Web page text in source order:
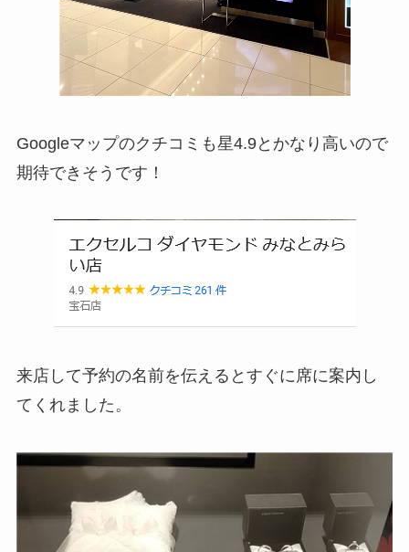
Googleマップのクチコミも星4.9とかなり高いので
期待できそうです！
来店して予約の名前を伝えるとすぐに席に案内し
てくれました。